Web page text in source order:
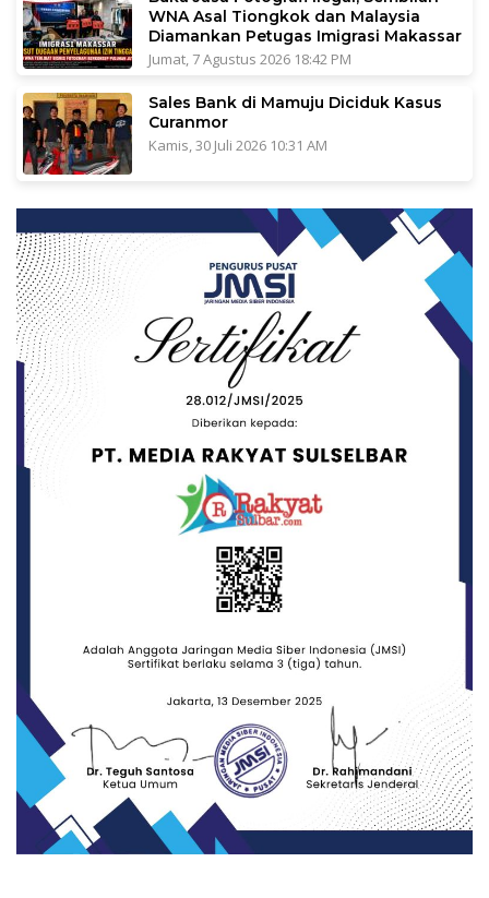
WNA Asal Tiongkok dan Malaysia
Diamankan Petugas Imigrasi Makassar
Jumat, 7 Agustus 2026 18:42 PM
Sales Bank di Mamuju Diciduk Kasus
Curanmor
Kamis, 30 Juli 2026 10:31 AM